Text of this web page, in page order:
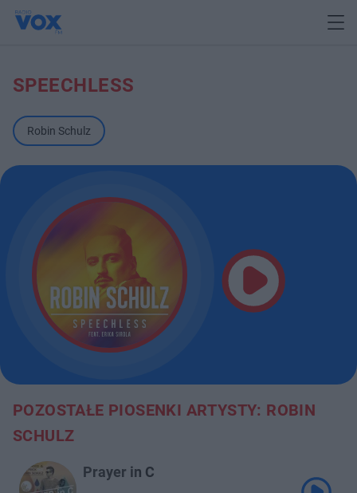
SPEECHLESS
Robin Schulz
POZOSTAŁE PIOSENKI ARTYSTY: ROBIN
SCHULZ
Prayer in C